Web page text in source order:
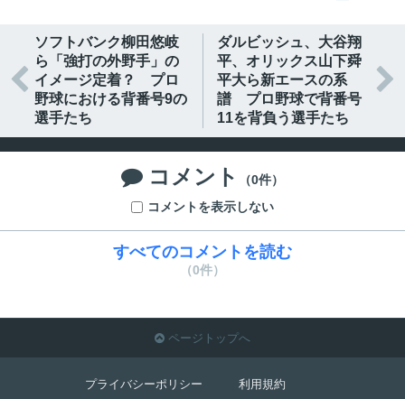

ソフトバンク柳田悠岐
ら「強打の外野手」の
イメージ定着？ プロ
野球における背番号9の
選手たち
ダルビッシュ、大谷翔
平、オリックス山下舜
平大ら新エースの系
譜 プロ野球で背番号
11を背負う選手たち

 コメント
（0件）
コメントを表示しない
すべてのコメントを読む
（0件）
 ページトップへ
プライバシーポリシー 利用規約